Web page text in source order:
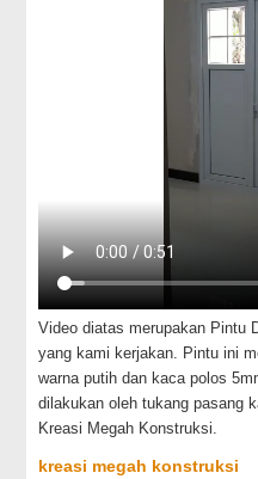
Video diatas merupakan Pintu
yang kami kerjakan. Pintu ini
warna putih dan kaca polos
dilakukan oleh tukang pasang
Kreasi Megah Konstruksi.
kreasi megah konstruksi